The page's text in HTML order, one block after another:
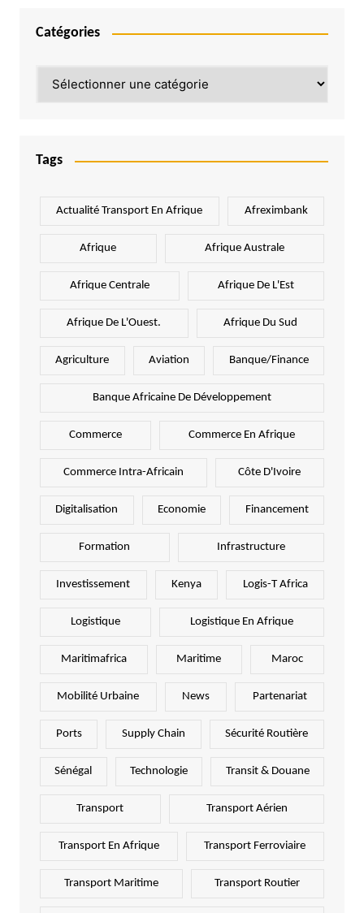
Catégories
Tags
Actualité Transport En Afrique Afreximbank
Afrique Afrique Australe
Afrique Centrale Afrique De L'Est
Afrique De L'Ouest. Afrique Du Sud
Agriculture Aviation Banque/Finance
Banque Africaine De Développement
Commerce Commerce En Afrique
Commerce Intra-Africain Côte D'Ivoire
Digitalisation Economie Financement
Formation Infrastructure
Investissement Kenya Logis-T Africa
Logistique Logistique En Afrique
Maritimafrica Maritime Maroc
Mobilité Urbaine News Partenariat
Ports Supply Chain Sécurité Routière
Sénégal Technologie Transit & Douane
Transport Transport Aérien
Transport En Afrique Transport Ferroviaire
Transport Maritime Transport Routier